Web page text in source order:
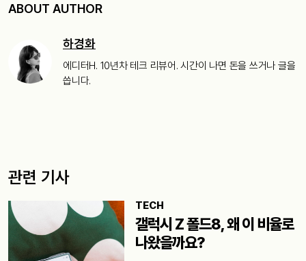
ABOUT AUTHOR
하경화
에디터H. 10년차 테크 리뷰어. 시간이 나면 돈을 쓰거나 글을
씁니다.
관련 기사
TECH
갤럭시 Z 폴드8, 왜 이 비율로
나왔을까요?